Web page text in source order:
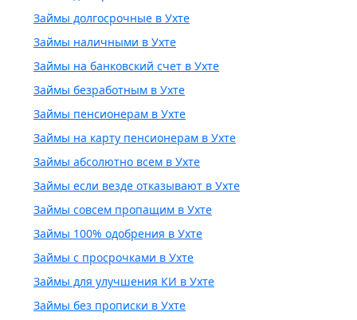
Займы долгосрочные в Ухте
Займы наличными в Ухте
Займы на банковский счет в Ухте
Займы безработным в Ухте
Займы пенсионерам в Ухте
Займы на карту пенсионерам в Ухте
Займы абсолютно всем в Ухте
Займы если везде отказывают в Ухте
Займы совсем пропащим в Ухте
Займы 100% одобрения в Ухте
Займы с просрочками в Ухте
Займы для улучшения КИ в Ухте
Займы без прописки в Ухте